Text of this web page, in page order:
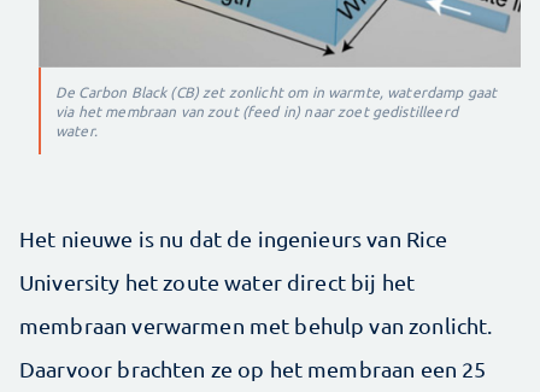
De Carbon Black (CB) zet zonlicht om in warmte, waterdamp gaat
via het membraan van zout (feed in) naar zoet gedistilleerd
water.
Het nieuwe is nu dat de ingenieurs van Rice
University het zoute water direct bij het
membraan verwarmen met behulp van zonlicht.
Daarvoor brachten ze op het membraan een 25